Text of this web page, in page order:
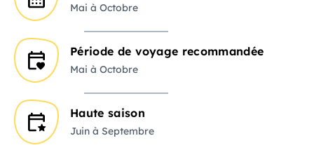
Mai à Octobre
Période de voyage recommandée
Mai à Octobre
Haute saison
Juin à Septembre